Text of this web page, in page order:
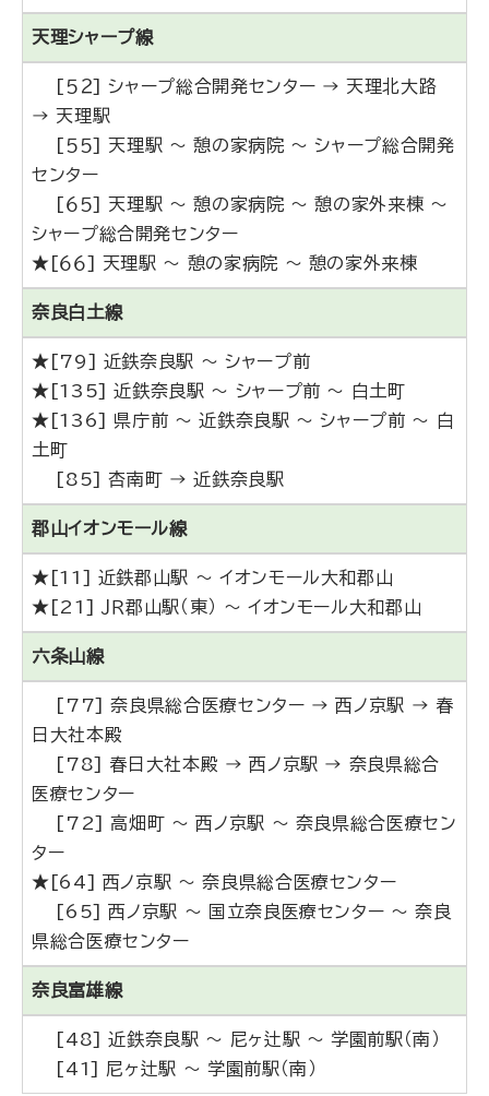
天理シャープ線
[５２] シャープ総合開発センター → 天理北大路
→ 天理駅
[５５] 天理駅 ～ 憩の家病院 ～ シャープ総合開発
センター
[６５] 天理駅 ～ 憩の家病院 ～ 憩の家外来棟 ～
シャープ総合開発センター
★[６６] 天理駅 ～ 憩の家病院 ～ 憩の家外来棟
奈良白土線
★[79] 近鉄奈良駅 ～ シャープ前
★[135] 近鉄奈良駅 ～ シャープ前 ～ 白土町
★[136] 県庁前 ～ 近鉄奈良駅 ～ シャープ前 ～ 白
土町
[85] 杏南町 → 近鉄奈良駅
郡山イオンモール線
★[11] 近鉄郡山駅 ～ イオンモール大和郡山
★[21] ＪＲ郡山駅（東） ～ イオンモール大和郡山
六条山線
[77] 奈良県総合医療センター → 西ノ京駅 → 春
日大社本殿
[78] 春日大社本殿 → 西ノ京駅 → 奈良県総合
医療センター
[72] 高畑町 ～ 西ノ京駅 ～ 奈良県総合医療セン
ター
★[64] 西ノ京駅 ～ 奈良県総合医療センター
[65] 西ノ京駅 ～ 国立奈良医療センター ～ 奈良
県総合医療センター
奈良富雄線
[48] 近鉄奈良駅 ～ 尼ヶ辻駅 ～ 学園前駅（南）
[41] 尼ヶ辻駅 ～ 学園前駅（南）